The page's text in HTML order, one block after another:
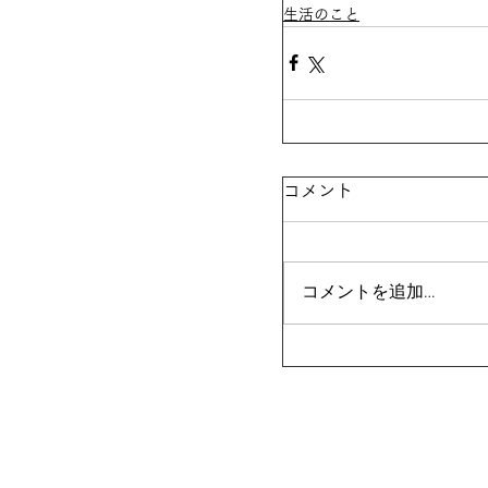
生活のこと
コメント
コメントを追加…